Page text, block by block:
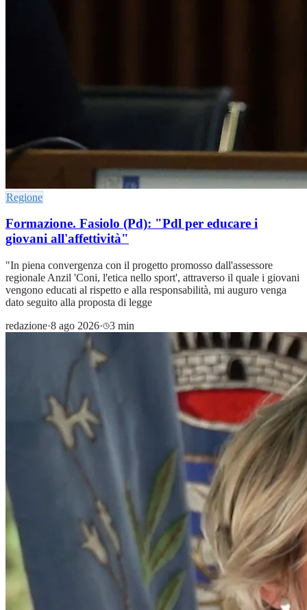
Regione
Formazione. Fasiolo (Pd): "Pdl per educare i
giovani all'affettività"
"In piena convergenza con il progetto promosso dall'assessore
regionale Anzil 'Coni, l'etica nello sport', attraverso il quale i giovani
vengono educati al rispetto e alla responsabilità, mi auguro venga
dato seguito alla proposta di legge
redazione·8 ago 2026· 3 min